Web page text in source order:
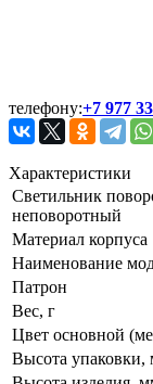
телефону:+7 977
Характеристики
Светильник
неповоротный
Материал корпуса
Наименование
Патрон
Вес, г
Цвет основной
Высота упаковки,